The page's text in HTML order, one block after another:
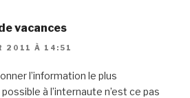
vacances
2011 À 14:51
l’information le plus
à l’internaute n’est ce pas